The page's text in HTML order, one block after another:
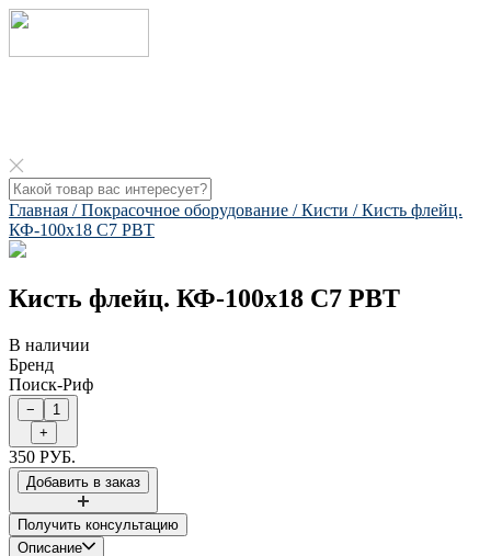
Главная /Покрасочное оборудование /Кисти /Кисть флейц.
КФ-100х18 С7 РВТ​
Кисть флейц. КФ-100х18 С7 РВТ​
В наличии
Бренд
Поиск-Риф
350 РУБ.
Получить консультацию
Описание